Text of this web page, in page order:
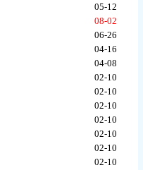
05-12
08-02
06-26
04-16
04-08
02-10
02-10
02-10
02-10
02-10
02-10
02-10